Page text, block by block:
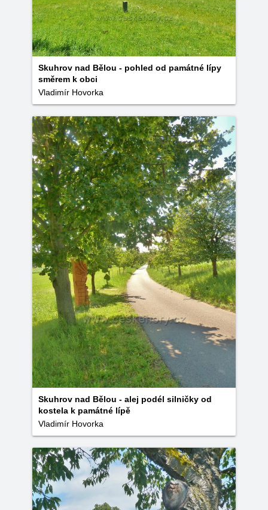
Skuhrov nad Bělou - pohled od památné lípy
směrem k obci
Vladimír Hovorka
Skuhrov nad Bělou - alej podél silničky od
kostela k památné lípě
Vladimír Hovorka